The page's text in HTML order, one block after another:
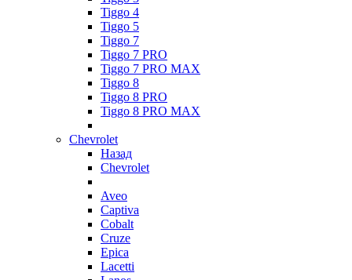
Tiggo 4
Tiggo 5
Tiggo 7
Tiggo 7 PRO
Tiggo 7 PRO MAX
Tiggo 8
Tiggo 8 PRO
Tiggo 8 PRO MAX
Chevrolet
Назад
Chevrolet
Aveo
Captiva
Cobalt
Cruze
Epica
Lacetti